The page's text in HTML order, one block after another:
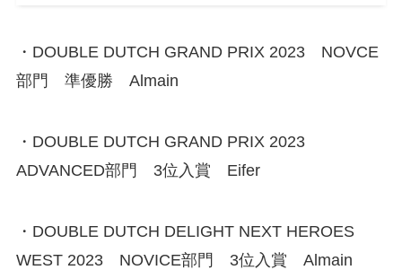
・DOUBLE DUTCH GRAND PRIX 2023 NOVCE
部門 準優勝 Almain
・DOUBLE DUTCH GRAND PRIX 2023
ADVANCED部門 3位入賞 Eifer
・DOUBLE DUTCH DELIGHT NEXT HEROES
WEST 2023 NOVICE部門 3位入賞 Almain